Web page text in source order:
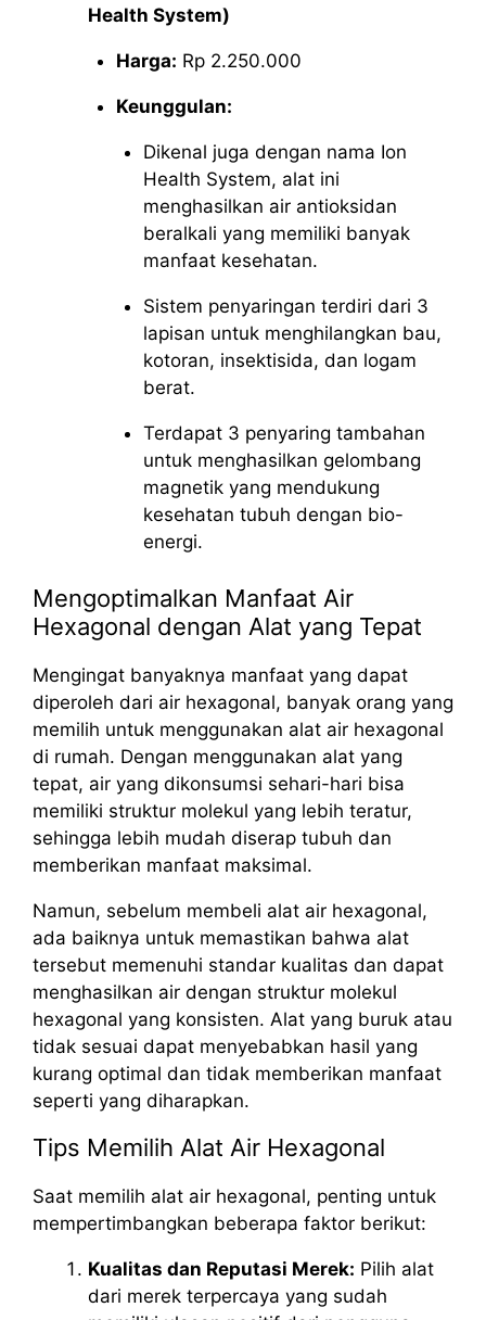
Health System)
Harga: Rp 2.250.000
Keunggulan:
Dikenal juga dengan nama Ion
Health System, alat ini
menghasilkan air antioksidan
beralkali yang memiliki banyak
manfaat kesehatan.
Sistem penyaringan terdiri dari 3
lapisan untuk menghilangkan bau,
kotoran, insektisida, dan logam
berat.
Terdapat 3 penyaring tambahan
untuk menghasilkan gelombang
magnetik yang mendukung
kesehatan tubuh dengan bio-
energi.
Mengoptimalkan Manfaat Air
Hexagonal dengan Alat yang Tepat
Mengingat banyaknya manfaat yang dapat
diperoleh dari air hexagonal, banyak orang yang
memilih untuk menggunakan alat air hexagonal
di rumah. Dengan menggunakan alat yang
tepat, air yang dikonsumsi sehari-hari bisa
memiliki struktur molekul yang lebih teratur,
sehingga lebih mudah diserap tubuh dan
memberikan manfaat maksimal.
Namun, sebelum membeli alat air hexagonal,
ada baiknya untuk memastikan bahwa alat
tersebut memenuhi standar kualitas dan dapat
menghasilkan air dengan struktur molekul
hexagonal yang konsisten. Alat yang buruk atau
tidak sesuai dapat menyebabkan hasil yang
kurang optimal dan tidak memberikan manfaat
seperti yang diharapkan.
Tips Memilih Alat Air Hexagonal
Saat memilih alat air hexagonal, penting untuk
mempertimbangkan beberapa faktor berikut:
Kualitas dan Reputasi Merek: Pilih alat
dari merek terpercaya yang sudah